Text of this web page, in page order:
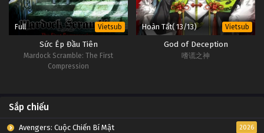
Full Vietsub
Sức Ép Đầu Tiên
Mardock Scramble: The First
Compression
Hoàn Tất( 13/13) Vietsub
God of Deception
嗜谎之神
Sắp chiếu
Avengers: Cuộc Chiến Bí Mật 2026